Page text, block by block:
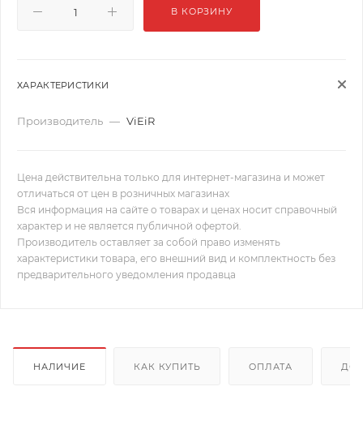
В КОРЗИНУ
ХАРАКТЕРИСТИКИ
Производитель — ViEiR
Цена действительна только для интернет-магазина и может
отличаться от цен в розничных магазинах
Вся информация на сайте о товарах и ценах носит справочный
характер и не является публичной офертой.
Производитель оставляет за собой право изменять
характеристики товара, его внешний вид и комплектность без
предварительного уведомления продавца
НАЛИЧИЕ КАК КУПИТЬ ОПЛАТА